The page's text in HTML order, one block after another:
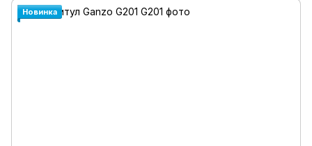
Новинка